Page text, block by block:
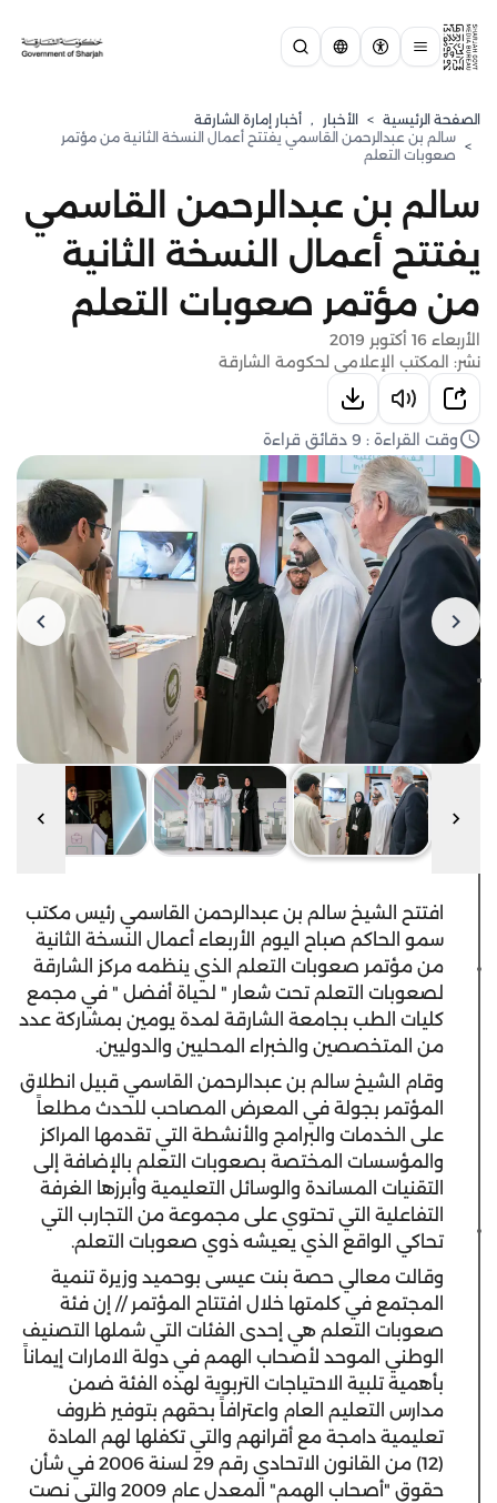
الصفحة الرئيسية > الأخبار , أخبار إمارة الشارقة
>
سالم بن عبدالرحمن القاسمي يفتتح أعمال النسخة الثانية من مؤتمر
صعوبات التعلم
سالم بن عبدالرحمن القاسمي
يفتتح أعمال النسخة الثانية
من مؤتمر صعوبات التعلم
الأربعاء 16 أكتوبر 2019
نشر: المكتب الإعلامي لحكومة الشارقة
وقت القراءة : 9 دقائق قراءة
افتتح الشيخ سالم بن عبدالرحمن القاسمي رئيس مكتب
سمو الحاكم صباح اليوم الأربعاء أعمال النسخة الثانية
من مؤتمر صعوبات التعلم الذي ينظمه مركز الشارقة
لصعوبات التعلم تحت شعار " لحياة أفضل " في مجمع
كليات الطب بجامعة الشارقة لمدة يومين بمشاركة عدد
من المتخصصين والخبراء المحليين والدوليين.
وقام الشيخ سالم بن عبدالرحمن القاسمي قبيل انطلاق
المؤتمر بجولة في المعرض المصاحب للحدث مطلعاً
على الخدمات والبرامج والأنشطة التي تقدمها المراكز
والمؤسسات المختصة بصعوبات التعلم بالإضافة إلى
التقنيات المساندة والوسائل التعليمية وأبرزها الغرفة
التفاعلية التي تحتوي على مجموعة من التجارب التي
تحاكي الواقع الذي يعيشه ذوي صعوبات التعلم.
وقالت معالي حصة بنت عيسى بوحميد وزيرة تنمية
المجتمع في كلمتها خلال افتتاح المؤتمر // إن فئة
صعوبات التعلم هي إحدى الفئات التي شملها التصنيف
الوطني الموحد لأصحاب الهمم في دولة الامارات إيماناً
بأهمية تلبية الاحتياجات التربوية لهذه الفئة ضمن
مدارس التعليم العام واعترافاً بحقهم بتوفير ظروف
تعليمية دامجة مع أقرانهم والتي تكفلها لهم المادة
(12) من القانون الاتحادي رقم 29 لسنة 2006 في شأن
حقوق "أصحاب الهمم" المعدل عام 2009 والتي نصت